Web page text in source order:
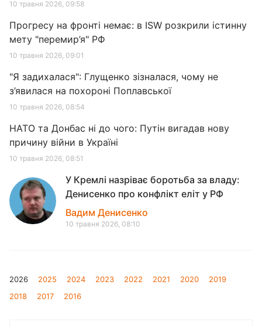
10 травня 2026, 09:58
Прогресу на фронті немає: в ISW розкрили істинну
мету "перемир’я" РФ
10 травня 2026, 09:01
"Я задихалася": Глущенко зізналася, чому не
з’явилася на похороні Поплавської
10 травня 2026, 08:54
НАТО та Донбас ні до чого: Путін вигадав нову
причину війни в Україні
10 травня 2026, 08:51
У Кремлі назріває боротьба за владу:
Денисенко про конфлікт еліт у РФ
Вадим Денисенко
10 травня 2026, 08:10
2026 2025 2024 2023 2022 2021 2020
2019
2018
2017 2016